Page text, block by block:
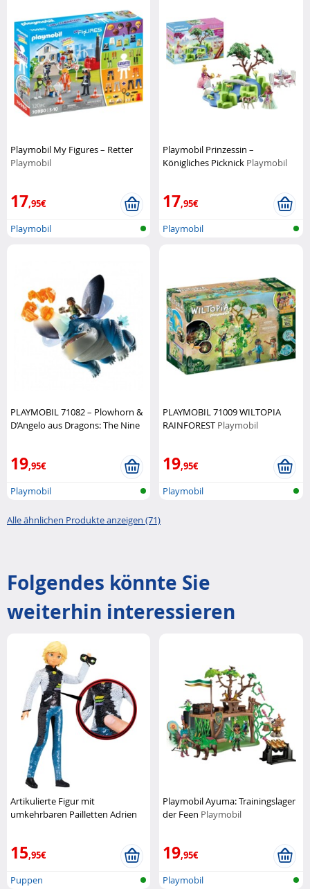
Playmobil My Figures – Retter
Playmobil
17,95€
Playmobil
Playmobil Prinzessin –
Königliches Picknick Playmobil
17,95€
Playmobil
PLAYMOBIL 71082 – Plowhorn &
D’Angelo aus Dragons: The Nine
19,95€
Playmobil
PLAYMOBIL 71009 WILTOPIA
RAINFOREST Playmobil
19,95€
Playmobil
Alle ähnlichen Produkte anzeigen (71)
Folgendes könnte Sie
weiterhin interessieren
Artikulierte Figur mit
umkehrbaren Pailletten Adrien
15,95€
Puppen
Playmobil Ayuma: Trainingslager
der Feen Playmobil
19,95€
Playmobil